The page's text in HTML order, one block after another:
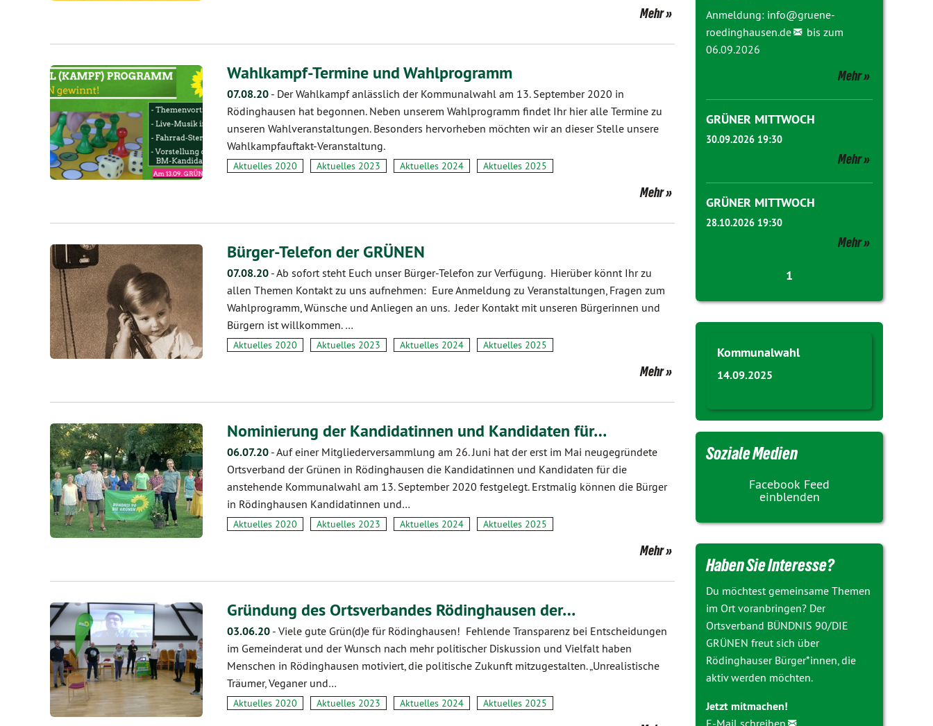
Mehr
Wahlkampf-Termine und Wahlprogramm
07.08.20 - Der Wahlkampf anlässlich der Kommunalwahl am 13. September 2020 in
Rödinghausen hat begonnen. Neben unserem Wahlprogramm findet Ihr hier alle Termine zu
unseren Wahlveranstaltungen. Besonders hervorheben möchten wir an dieser Stelle unsere
Wahlkampfauftakt-Veranstaltung.
Aktuelles 2020 Aktuelles 2023 Aktuelles 2024 Aktuelles 2025
Mehr
Bürger-Telefon der GRÜNEN
07.08.20 -Ab sofort steht Euch unser Bürger-Telefon zur Verfügung. Hierüber könnt Ihr zu
allen Themen Kontakt zu uns aufnehmen: Eure Anmeldung zu Veranstaltungen, Fragen zum
Wahlprogramm, Wünsche und Anliegen an uns. Jeder Kontakt mit unseren Bürgerinnen und
Bürgern ist willkommen. …
Aktuelles 2020 Aktuelles 2023 Aktuelles 2024 Aktuelles 2025
Mehr
Nominierung der Kandidatinnen und Kandidaten für…
06.07.20 -Auf einer Mitgliederversammlung am 26. Juni hat der erst im Mai neugegründete
Ortsverband der Grünen in Rödinghausen die Kandidatinnen und Kandidaten für die
anstehende Kommunalwahl am 13. September 2020 festgelegt. Erstmalig können die Bürger
in Rödinghausen Kandidatinnen und…
Aktuelles 2020 Aktuelles 2023 Aktuelles 2024 Aktuelles 2025
Mehr
Gründung des Ortsverbandes Rödinghausen der…
03.06.20 - Viele gute Grün(d)e für Rödinghausen! Fehlende Transparenz bei Entscheidungen
im Gemeinderat und der Wunsch nach mehr politischer Diskussion und Vielfalt haben
Menschen in Rödinghausen motiviert, die politische Zukunft mitzugestalten. „Unrealistische
Träumer, Veganer und…
Aktuelles 2020 Aktuelles 2023 Aktuelles 2024 Aktuelles 2025
Anmeldung: info@gruene-
roedinghausen.de
bis zum
06.09.2026
Mehr
GRÜNER MITTWOCH
30.09.2026 19:30
Mehr
GRÜNER MITTWOCH
28.10.2026 19:30
Mehr
1
Kommunalwahl
14.09.2025
Soziale Medien
Facebook Feed
einblenden
Haben Sie Interesse?
Du möchtest gemeinsame Themen
im Ort voranbringen? Der
Ortsverband BÜNDNIS 90/DIE
GRÜNEN freut sich über
Rödinghauser Bürger*innen, die
aktiv werden möchten.
Jetzt mitmachen!